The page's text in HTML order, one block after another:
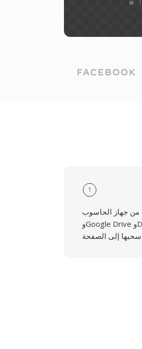
1
من جهاز الحاسوب
وGoogle Drive وDropbox، ورابط URL أو